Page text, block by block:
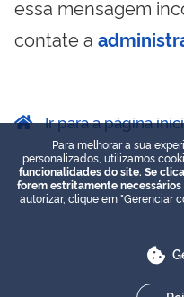
essa mensagem
contate a
Ir para a página
Para melhorar a sua
personalizados, utilizamos
funcionalidades do site. Se
forem estritamente
autorizar, clique em "Gerenciar